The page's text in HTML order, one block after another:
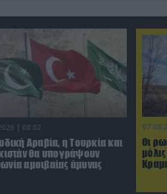
Οι
| 08:02
Αραβία, η Τουρκία και
θα υπογράψουν
αμοιβαίας άμυνας